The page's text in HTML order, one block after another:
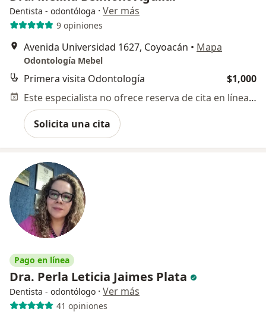
Dentista - odontóloga · Ver más
9 opiniones
Avenida Universidad 1627, Coyoacán • Mapa
Odontología Mebel
Primera visita Odontología
$1,000
Este especialista no ofrece reserva de cita en línea en esta dirección.
Solicita una cita
Pago en línea
Dra. Perla Leticia Jaimes Plata
Dentista - odontólogo · Ver más
41 opiniones